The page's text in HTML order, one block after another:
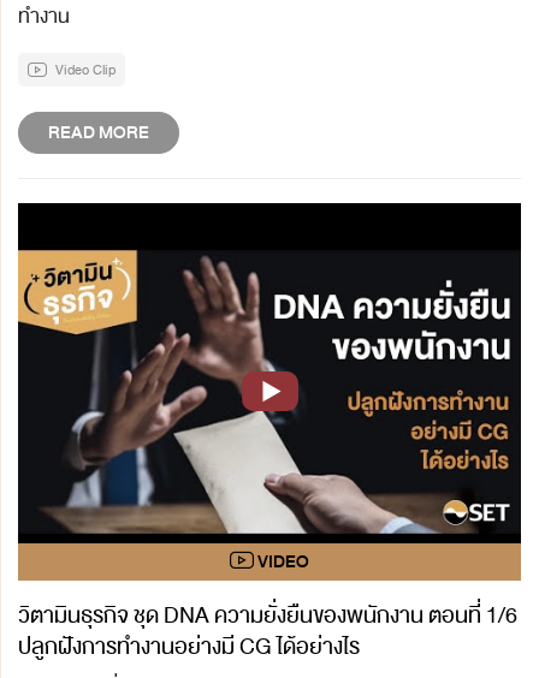
ทำงาน
Video Clip
READ MORE
วิตามินธุรกิจ ชุด DNA ความยั่งยืนของพนักงาน ตอนที่ 1/6
ปลูกฝังการทำงานอย่างมี CG ได้อย่างไร